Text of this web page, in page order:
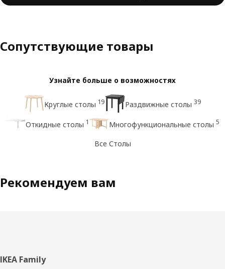
Сопутствующие товары
Узнайте больше о возможностях
Круглые столы 19 Раздвижные столы 39
Откидные столы 1 Многофункциональные столы 5
Все Столы
Рекомендуем вам
Нижний
IKEA Family